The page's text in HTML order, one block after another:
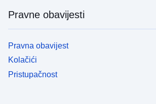
Pravne obavijesti
Pravna obavijest
Kolačići
Pristupačnost